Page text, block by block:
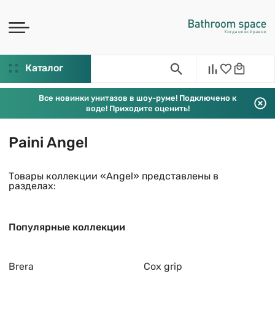
Каталог
Все новинки унитазов в шоу-руме! Подключено к
воде! Приходите оценить!
Paini Angel
Товары коллекции «Angel» представлены в
разделах:
Популярные коллекции
Brera Cox grip